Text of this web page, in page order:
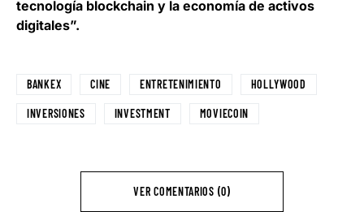
tecnología blockchain y la economía de activos
digitales”.
BANKEX CINE ENTRETENIMIENTO HOLLYWOOD
INVERSIONES INVESTMENT MOVIECOIN
VER COMENTARIOS (0)